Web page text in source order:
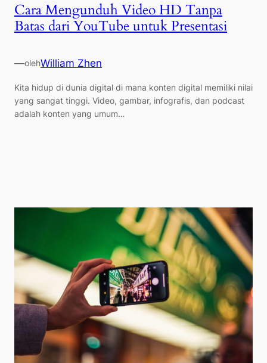
Cara Mengunduh Video HD Tanpa
Batas dari YouTube untuk Presentasi
—olehWilliam Zhen
Kita hidup di dunia digital di mana konten digital memiliki nilai
yang sangat tinggi. Video, gambar, infografis, dan podcast
adalah konten yang umum…